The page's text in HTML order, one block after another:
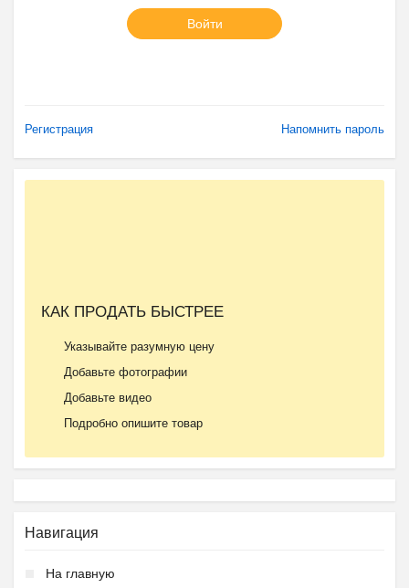
Войти
Регистрация Напомнить пароль
КАК ПРОДАТЬ БЫСТРЕЕ
Указывайте разумную цену
Добавьте фотографии
Добавьте видео
Подробно опишите товар
Навигация
На главную